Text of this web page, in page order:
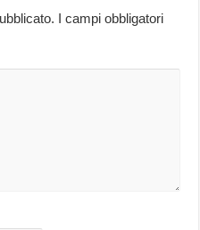
I campi obbligatori